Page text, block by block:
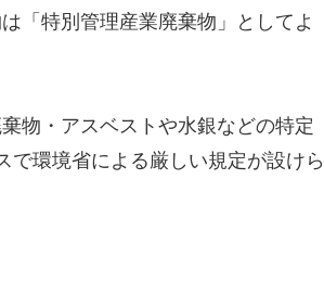
「特別管理産業廃棄物」としてよ
物・アスベストや水銀などの特定
環境省による厳しい規定が設けら